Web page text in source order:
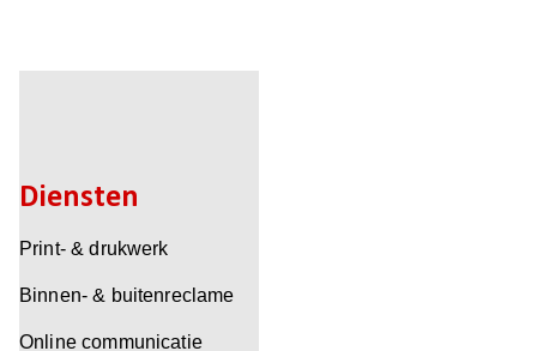
Diensten
Print- & drukwerk
Binnen- & buitenreclame
Online communicatie